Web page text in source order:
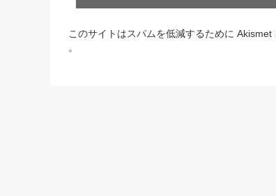
このサイトはスパムを低減するために Akismet
。